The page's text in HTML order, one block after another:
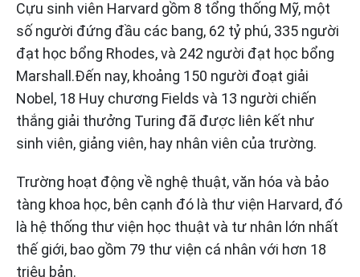
Cựu sinh viên Harvard gồm 8 tổng thống Mỹ, một
số người đứng đầu các bang, 62 tỷ phú, 335 người
đạt học bổng Rhodes, và 242 người đạt học bổng
Marshall.Đến nay, khoảng 150 người đoạt giải
Nobel, 18 Huy chương Fields và 13 người chiến
thắng giải thưởng Turing đã được liên kết như
sinh viên, giảng viên, hay nhân viên của trường.
Trường hoạt động về nghệ thuật, văn hóa và bảo
tàng khoa học, bên cạnh đó là thư viện Harvard, đó
là hệ thống thư viện học thuật và tư nhân lớn nhất
thế giới, bao gồm 79 thư viện cá nhân với hơn 18
triệu bản.